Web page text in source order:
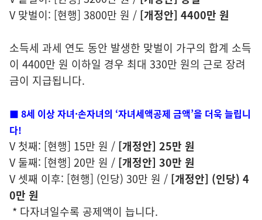
V 맞벌이: [현행] 3800만 원 / [개정안] 4400만 원
소득세 과세 연도 동안 발생한 맞벌이 가구의 합계 소득
이 4400만 원 이하일 경우 최대 330만 원의 근로 장려
금이 지급됩니다.
■ 8세 이상 자녀·손자녀의 ‘자녀세액공제 금액’을 더욱 늘립니
다!
V 첫째: [현행] 15만 원 / [개정안] 25만 원
V 둘째: [현행] 20만 원 / [개정안] 30만 원
V 셋째 이후: [현행] (인당) 30만 원 / [개정안] (인당) 4
0만 원
* 다자녀일수록 공제액이 늡니다.